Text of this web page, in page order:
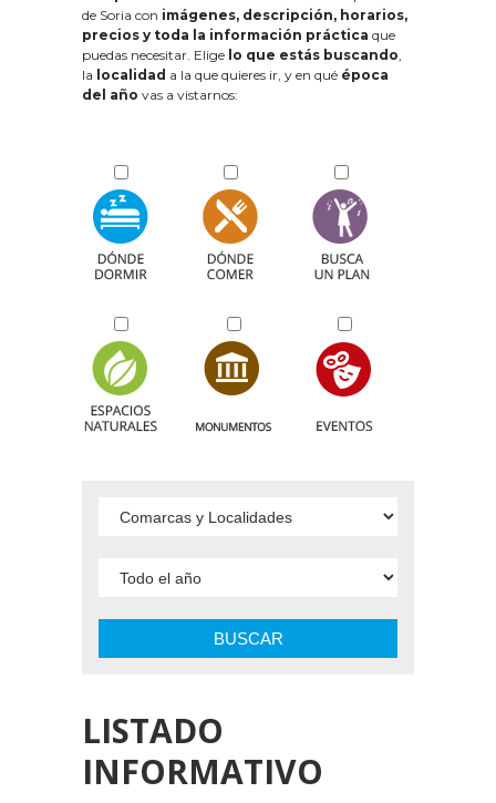
de Soria con imágenes, descripción, horarios,
precios y toda la información práctica que
puedas necesitar. Elige lo que estás buscando,
la localidad a la que quieres ir, y en qué época
del año vas a vistarnos:
BUSCAR
LISTADO
INFORMATIVO